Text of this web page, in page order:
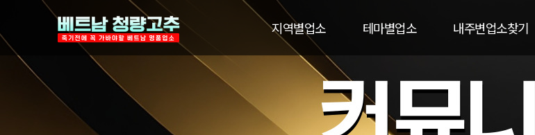
지역별업소 테마별업소 내주변업소찾기